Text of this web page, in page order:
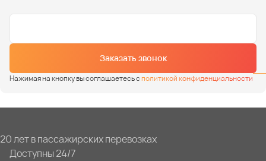
Заказать звонок
Нажимая на кнопку вы соглашаетесь сполитикой конфиденциальности
20 лет в пассажирских перевозках
Доступны 24/7